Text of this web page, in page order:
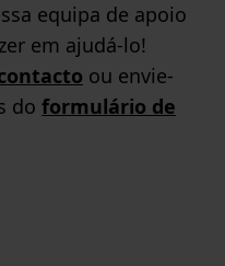
equipa de apoio
em ajudá-lo!
ou envie-
do formulário de